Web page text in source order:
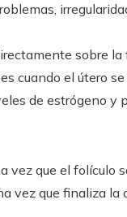
sobre la
cuando el útero
de estrógeno y
vez que el folículo
vez que finaliza la